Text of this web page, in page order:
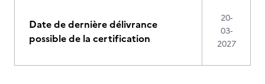
Date de dernière délivrance
possible de la certification
20-
03-
2027